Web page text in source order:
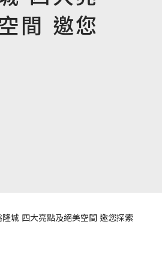
間 邀您
城 四大亮點及絕美空間 邀您探索